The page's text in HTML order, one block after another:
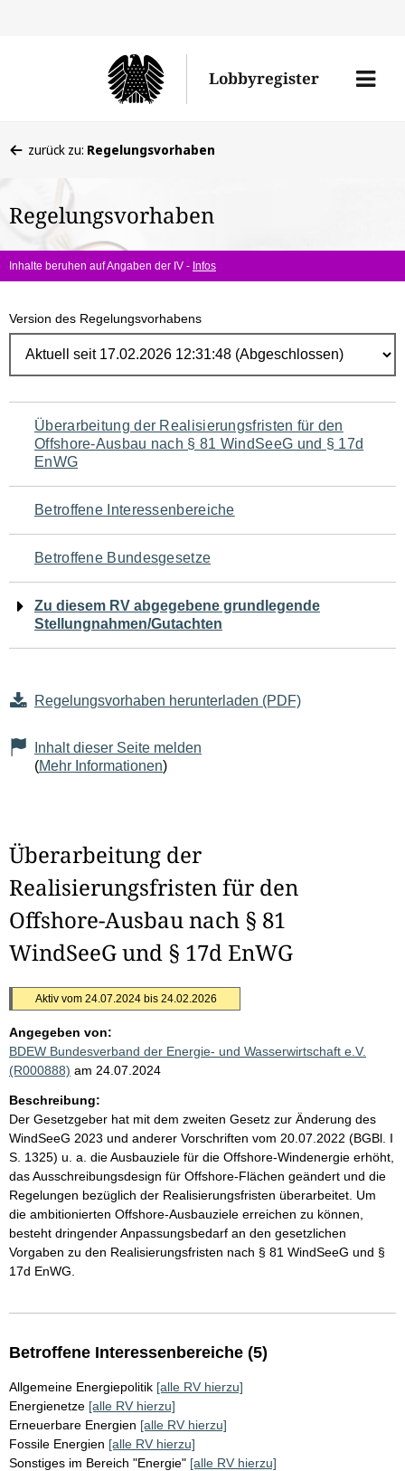
Lobbyregister
Menü
befinden
hier:
zurück zu: Regelungsvorhaben
Regelungsvorhaben
Inhalte beruhen auf Angaben der IV - Infos
Version des Regelungsvorhabens
Navigation
für
den
Seiteninhalt
Überarbeitung der Realisierungsfristen für den
Offshore-Ausbau nach § 81 WindSeeG und § 17d
EnWG
Betroffene Interessenbereiche
Betroffene Bundesgesetze
Zu diesem RV abgegebene grundlegende
Stellungnahmen/Gutachten
Regelungsvorhaben herunterladen (PDF)
Inhalt dieser Seite melden
(Mehr Informationen)
Überarbeitung der
Realisierungsfristen für den
Offshore-Ausbau nach § 81
WindSeeG und § 17d EnWG
Aktiv vom 24.07.2024 bis 24.02.2026
Angegeben von:
BDEW Bundesverband der Energie- und Wasserwirtschaft e.V.
(R000888) am 24.07.2024
Beschreibung:
Der Gesetzgeber hat mit dem zweiten Gesetz zur Änderung des
WindSeeG 2023 und anderer Vorschriften vom 20.07.2022 (BGBl. I
S. 1325) u. a. die Ausbauziele für die Offshore-Windenergie erhöht,
das Ausschreibungsdesign für Offshore-Flächen geändert und die
Regelungen bezüglich der Realisierungsfristen überarbeitet. Um
die ambitionierten Offshore-Ausbauziele erreichen zu können,
besteht dringender Anpassungsbedarf an den gesetzlichen
Vorgaben zu den Realisierungsfristen nach § 81 WindSeeG und §
17d EnWG.
Betroffene Interessenbereiche (5)
Allgemeine Energiepolitik [alle RV hierzu]
Energienetze [alle RV hierzu]
Erneuerbare Energien [alle RV hierzu]
Fossile Energien [alle RV hierzu]
Sonstiges im Bereich "Energie" [alle RV hierzu]